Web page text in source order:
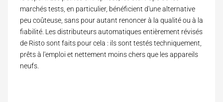
marchés tests, en particulier, bénéficient d'une alternative
peu coûteuse, sans pour autant renoncer à la qualité ou à la
fiabilité. Les distributeurs automatiques entièrement révisés
de Risto sont faits pour cela : ils sont testés techniquement,
prêts à l'emploi et nettement moins chers que les appareils
neufs.